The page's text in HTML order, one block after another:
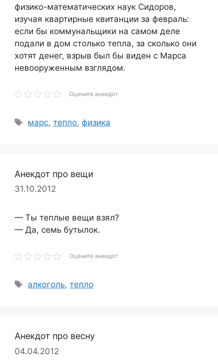
физико-математических наук Сидоров,
изучая квартирные квитанции за февраль:
если бы коммунальщики на самом деле
подали в дом столько тепла, за сколько они
хотят денег, взрыв был бы виден с Марса
невооруженным взглядом.
Оцените анекдот
Метки
марс,тепло, физика
Анекдот про вещи
31.10.2012
— Ты теплые вещи взял?
— Да, семь бутылок.
Оцените анекдот
Метки
алкоголь,тепло
Анекдот про весну
04.04.2012